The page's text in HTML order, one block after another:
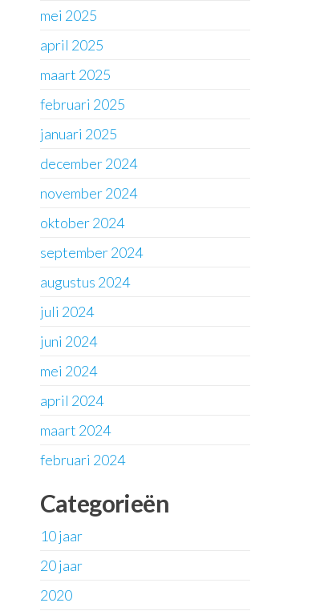
mei 2025
april 2025
maart 2025
februari 2025
januari 2025
december 2024
november 2024
oktober 2024
september 2024
augustus 2024
juli 2024
juni 2024
mei 2024
april 2024
maart 2024
februari 2024
Categorieën
10 jaar
20 jaar
2020